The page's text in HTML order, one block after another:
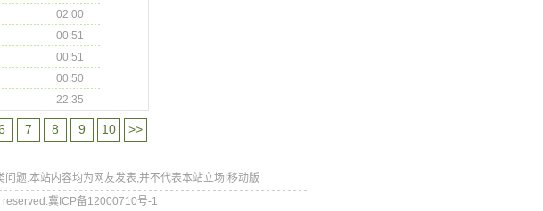
02:00
00:51
00:51
00:50
22:35
7 8 9 10 >>
题.本站内容均为网友发表,并不代表本站立场!移动版
冀ICP备12000710号-1